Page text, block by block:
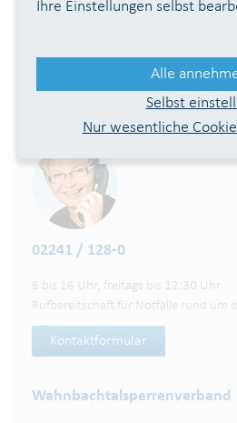
Bundesstadt Bonn
Mitgliedschaften:
DVGW DWHG
02241 / 128-0
8 bis 16 Uhr, freitags bis 12:30 Uhr
Rufbereitschaft für Notfälle rund um
Kontaktformular
Wahnbachtalsperren­verband
Ihre Einstellungen selbst
Alle
Selbst
Nur wesentliche